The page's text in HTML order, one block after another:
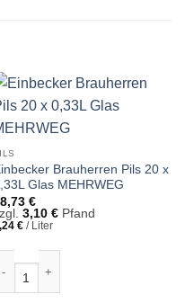
Menge
Brauherren Pils 20 x
Glas MEHRWEG
€
3,10 €Pfand
€/ Liter